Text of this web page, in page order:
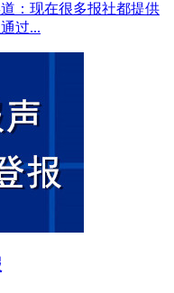
：现在很多报社都提供
过...